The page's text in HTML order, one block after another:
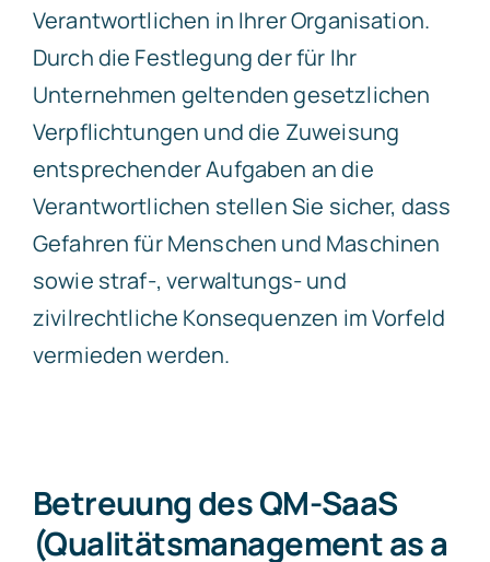
Verantwortlichen in Ihrer Organisation.
Durch die Festlegung der für Ihr
Unternehmen geltenden gesetzlichen
Verpflichtungen und die Zuweisung
entsprechender Aufgaben an die
Verantwortlichen stellen Sie sicher, dass
Gefahren für Menschen und Maschinen
sowie straf-, verwaltungs- und
zivilrechtliche Konsequenzen im Vorfeld
vermieden werden.
Betreuung des QM-SaaS
(Qualitätsmanagement as a